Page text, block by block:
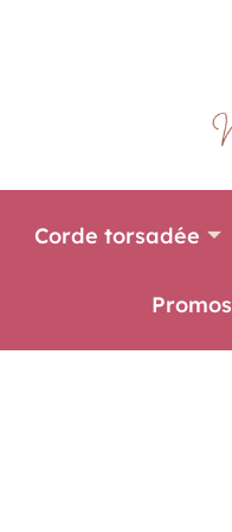
Corde torsadée
Promos